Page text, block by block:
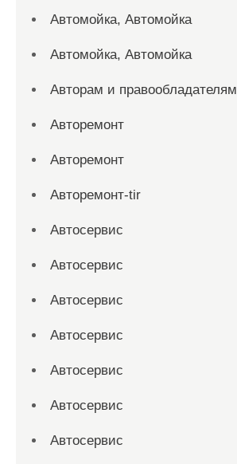
Автомойка, Автомойка
Автомойка, Автомойка
Авторам и правообладателям
Авторемонт
Авторемонт
Авторемонт-tir
Автосервис
Автосервис
Автосервис
Автосервис
Автосервис
Автосервис
Автосервис